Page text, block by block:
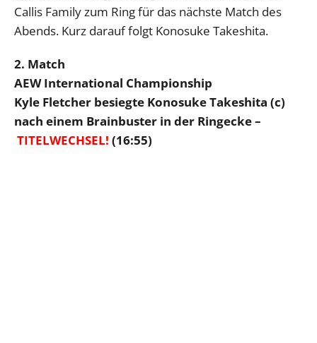
Callis Family zum Ring für das nächste Match des
Abends. Kurz darauf folgt Konosuke Takeshita.
2. Match
AEW International Championship
Kyle Fletcher besiegte Konosuke Takeshita (c)
nach einem Brainbuster in der Ringecke –
TITELWECHSEL! (16:55)